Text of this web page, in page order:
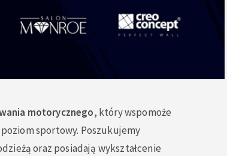
motorycznego, który wspomoże
sportowy. Poszukujemy
oraz posiadają wykształcenie